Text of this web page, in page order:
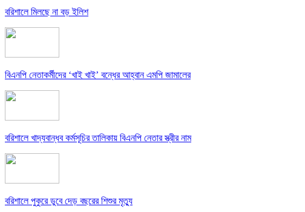
বরিশালে মিলছে না বড় ইলিশ
বিএনপি নেতাকর্মীদের ‘খাই খাই’ বন্ধের আহ্বান এমপি জামালের
বরিশালে খাদ্যবান্ধব কর্মসূচির তালিকায় বিএনপি নেতার স্ত্রীর নাম
বরিশালে পুকুরে ডুবে দেড় বছরের শিশুর মৃত্যু